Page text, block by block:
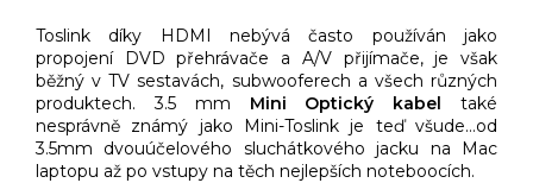
Toslink díky HDMI nebývá často používán jako
propojení DVD přehrávače a A/V přijímače, je však
běžný v TV sestavách, subwooferech a všech různých
produktech. 3.5 mm Mini Optický kabel také
nesprávně známý jako Mini-Toslink je teď všude…od
3.5mm dvouúčelového sluchátkového jacku na Mac
laptopu až po vstupy na těch nejlepších noteboocích.